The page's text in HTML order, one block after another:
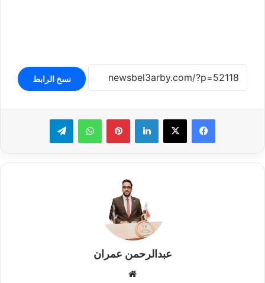
نسخ الرابط
لينكدإن بينتيريستواتساب تيلقرام
عبدالرحمن عمران